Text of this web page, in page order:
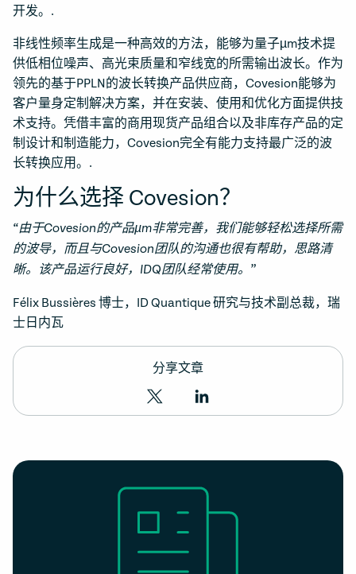
开发。.
非线性频率生成是一种高效的方法，能够为量子µm技术提
供低相位噪声、高光束质量和窄线宽的所需输出波长。作为
领先的基于PPLN的波长转换产品供应商，Covesion能够为
客户量身定制解决方案，并在安装、使用和优化方面提供技
术支持。凭借丰富的商用现货产品组合以及非库存产品的定
制设计和制造能力，Covesion完全有能力支持最广泛的波
长转换应用。.
为什么选择 Covesion？
“由于Covesion的产品µm非常完善，我们能够轻松选择所需
的波导，而且与Covesion团队的沟通也很有帮助，思路清
晰。该产品运行良好，IDQ团队经常使用。”
Félix Bussières 博士，ID Quantique 研究与技术副总裁，瑞
士日内瓦
分享文章